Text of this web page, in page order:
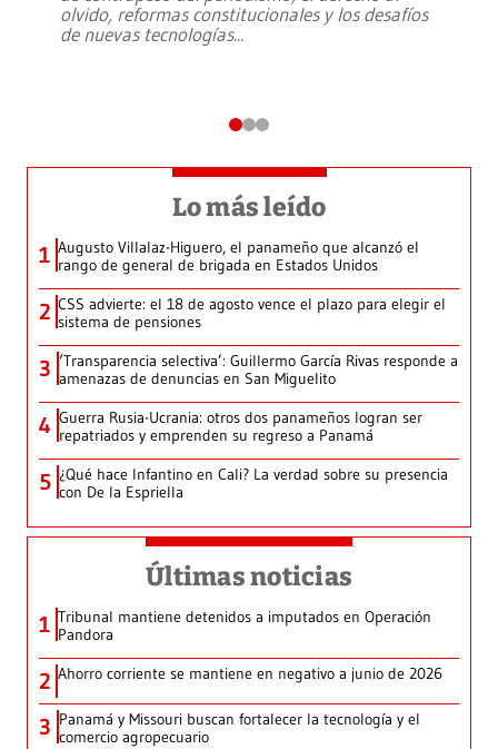
olvido, reformas constitucionales y los desafíos
de nuevas tecnologías...
Lo más leído
1 Augusto Villalaz-Higuero, el panameño que alcanzó el
rango de general de brigada en Estados Unidos
2 CSS advierte: el 18 de agosto vence el plazo para elegir el
sistema de pensiones
3 ‘Transparencia selectiva’: Guillermo García Rivas responde a
amenazas de denuncias en San Miguelito
4 Guerra Rusia-Ucrania: otros dos panameños logran ser
repatriados y emprenden su regreso a Panamá
5 ¿Qué hace Infantino en Cali? La verdad sobre su presencia
con De la Espriella
Últimas noticias
1 Tribunal mantiene detenidos a imputados en Operación
Pandora
2 Ahorro corriente se mantiene en negativo a junio de 2026
3 Panamá y Missouri buscan fortalecer la tecnología y el
comercio agropecuario